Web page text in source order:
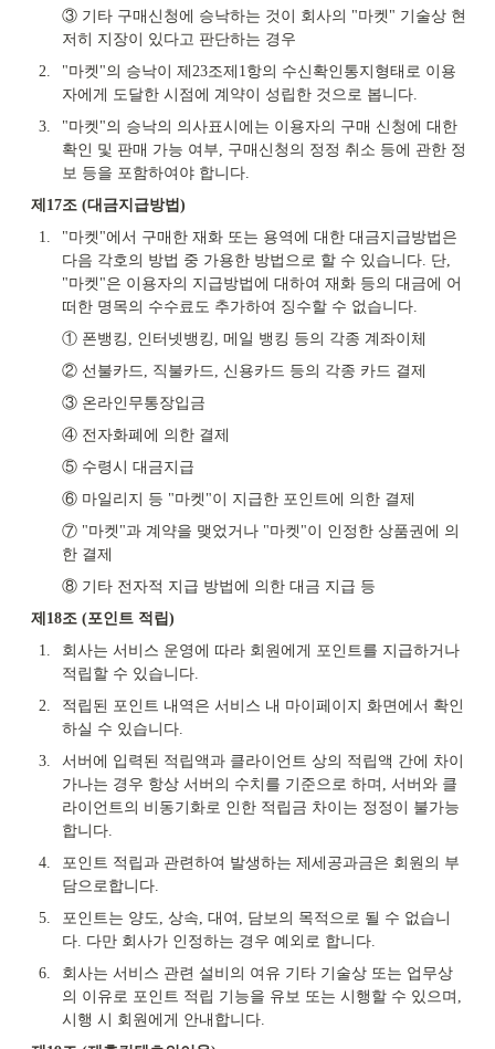
③ 기타 구매신청에 승낙하는 것이 회사의 "마켓" 기술상 현
저히 지장이 있다고 판단하는 경우
2.
"마켓"의 승낙이 제23조제1항의 수신확인통지형태로 이용
자에게 도달한 시점에 계약이 성립한 것으로 봅니다.
3.
"마켓"의 승낙의 의사표시에는 이용자의 구매 신청에 대한
확인 및 판매 가능 여부, 구매신청의 정정 취소 등에 관한 정
보 등을 포함하여야 합니다.
제17조 (대금지급방법)
1.
"마켓"에서 구매한 재화 또는 용역에 대한 대금지급방법은
다음 각호의 방법 중 가용한 방법으로 할 수 있습니다. 단,
"마켓"은 이용자의 지급방법에 대하여 재화 등의 대금에 어
떠한 명목의 수수료도 추가하여 징수할 수 없습니다.
① 폰뱅킹, 인터넷뱅킹, 메일 뱅킹 등의 각종 계좌이체
② 선불카드, 직불카드, 신용카드 등의 각종 카드 결제
③ 온라인무통장입금
④ 전자화폐에 의한 결제
⑤ 수령시 대금지급
⑥ 마일리지 등 "마켓"이 지급한 포인트에 의한 결제
⑦ "마켓"과 계약을 맺었거나 "마켓"이 인정한 상품권에 의
한 결제
⑧ 기타 전자적 지급 방법에 의한 대금 지급 등
제18조 (포인트 적립)
1.
회사는 서비스 운영에 따라 회원에게 포인트를 지급하거나
적립할 수 있습니다.
2.
적립된 포인트 내역은 서비스 내 마이페이지 화면에서 확인
하실 수 있습니다.
3.
서버에 입력된 적립액과 클라이언트 상의 적립액 간에 차이
가나는 경우 항상 서버의 수치를 기준으로 하며, 서버와 클
라이언트의 비동기화로 인한 적립금 차이는 정정이 불가능
합니다.
4.
포인트 적립과 관련하여 발생하는 제세공과금은 회원의 부
담으로합니다.
5.
포인트는 양도, 상속, 대여, 담보의 목적으로 될 수 없습니
다. 다만 회사가 인정하는 경우 예외로 합니다.
6.
회사는 서비스 관련 설비의 여유 기타 기술상 또는 업무상
의 이유로 포인트 적립 기능을 유보 또는 시행할 수 있으며,
시행 시 회원에게 안내합니다.